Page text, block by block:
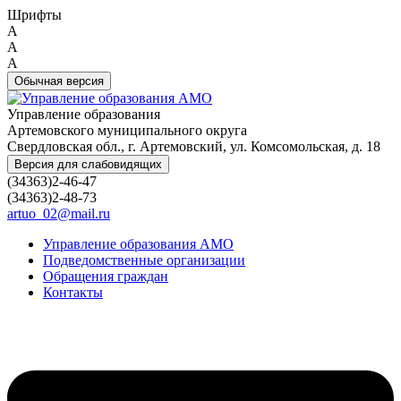
Шрифты
A
A
A
Обычная версия
Управление образования
Артемовского муниципального округа
Свердловская обл., г. Артемовский, ул. Комсомольская, д. 18
Версия для слабовидящих
(34363)2-46-47
(34363)2-48-73
artuo_02@mail.ru
Управление образования АМО
Подведомственные организации
Обращения граждан
Контакты